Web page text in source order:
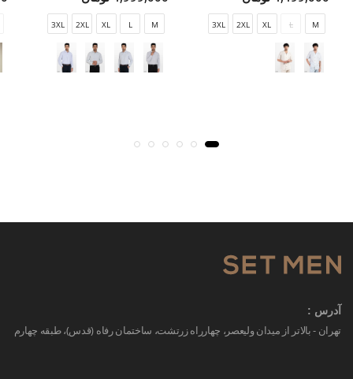
M
L
XL
2XL
3XL
M
L
XL
2XL
3XL
آدرس :
تهران - بالاتر از میدان ولیعصر، چهارراه زرتشت، ساختمان رفاه (قدس)، طبقه چهارم